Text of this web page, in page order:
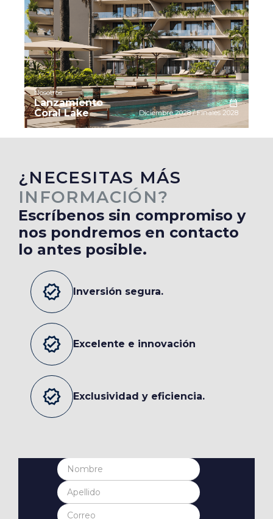
Nosotros
Lanzamiento
Coral Lake
Diciembre 2028 / Finales 2028
¿‍‍NECESITAS MÁS
INFORMACIÓN?
Escríbenos sin compromiso y
nos pondremos en contacto
lo antes posible.
verified Inversión segura.
verified Excelente e innovación
verified Exclusividad y eficiencia.